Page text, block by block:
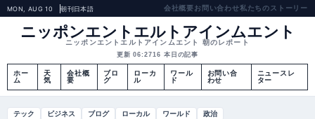
MON, AUG 10 朝刊日本語 会社概要お問い合わせ私たちのストーリー
ニッポンエントエルトアインムエント
ニッポンエントエルトアインムエント 朝のレポート
更新 06:2716 本日の記事
ホー
ム
天
気
会社概
要
ブロ
グ
ローカ
ル
ワール
ド
お問い合
わせ
ニュースレ
ター
テック ビジネス ブログ ローカル ワールド 政治